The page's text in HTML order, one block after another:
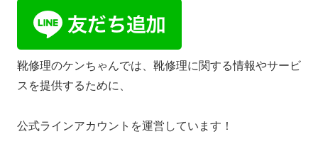
靴修理のケンちゃんでは、靴修理に関する情報やサービ
スを提供するために、
公式ラインアカウントを運営しています！